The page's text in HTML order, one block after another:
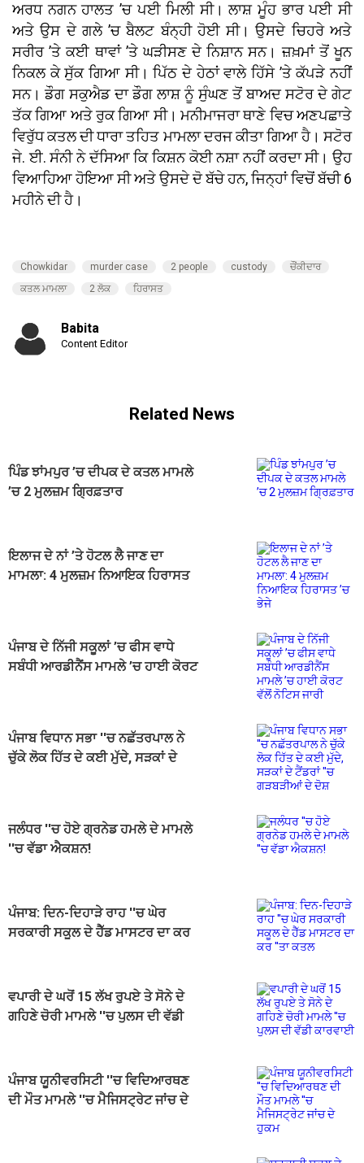
ਅਰਧ ਨਗਨ ਹਾਲਤ ’ਚ ਪਈ ਮਿਲੀ ਸੀ। ਲਾਸ਼ ਮੂੰਹ ਭਾਰ ਪਈ ਸੀ
ਅਤੇ ਉਸ ਦੇ ਗਲੇ ’ਚ ਬੈਲਟ ਬੰਨ੍ਹੀ ਹੋਈ ਸੀ। ਉਸਦੇ ਚਿਹਰੇ ਅਤੇ
ਸਰੀਰ ’ਤੇ ਕਈ ਥਾਵਾਂ ’ਤੇ ਘੜੀਸਣ ਦੇ ਨਿਸ਼ਾਨ ਸਨ। ਜ਼ਖ਼ਮਾਂ ਤੋਂ ਖੂਨ
ਨਿਕਲ ਕੇ ਸੁੱਕ ਗਿਆ ਸੀ। ਪਿੱਠ ਦੇ ਹੇਠਾਂ ਵਾਲੇ ਹਿੱਸੇ ’ਤੇ ਕੱਪੜੇ ਨਹੀਂ
ਸਨ। ਡੌਗ ਸਕੁਐਡ ਦਾ ਡੌਗ ਲਾਸ਼ ਨੂੰ ਸੁੰਘਣ ਤੋਂ ਬਾਅਦ ਸਟੋਰ ਦੇ ਗੇਟ
ਤੱਕ ਗਿਆ ਅਤੇ ਰੁਕ ਗਿਆ ਸੀ। ਮਨੀਮਾਜਰਾ ਥਾਣੇ ਵਿਚ ਅਣਪਛਾਤੇ
ਵਿਰੁੱਧ ਕਤਲ ਦੀ ਧਾਰਾ ਤਹਿਤ ਮਾਮਲਾ ਦਰਜ ਕੀਤਾ ਗਿਆ ਹੈ। ਸਟੋਰ
ਜੇ. ਈ. ਸੰਨੀ ਨੇ ਦੱਸਿਆ ਕਿ ਕਿਸ਼ਨ ਕੋਈ ਨਸ਼ਾ ਨਹੀਂ ਕਰਦਾ ਸੀ। ਉਹ
ਵਿਆਹਿਆ ਹੋਇਆ ਸੀ ਅਤੇ ਉਸਦੇ ਦੋ ਬੱਚੇ ਹਨ, ਜਿਨ੍ਹਾਂ ਵਿਚੋਂ ਬੱਚੀ 6
ਮਹੀਨੇ ਦੀ ਹੈ।
Chowkidar murder case 2 people custody
ਚੌਂਕੀਦਾਰ
ਕਤਲ ਮਾਮਲਾ
2 ਲੋਕ ਹਿਰਾਸਤ
Babita
Content Editor
Related News
ਪਿੰਡ ਝਾਂਮਪੁਰ ’ਚ ਦੀਪਕ ਦੇ ਕਤਲ ਮਾਮਲੇ
’ਚ 2 ਮੁਲਜ਼ਮ ਗ੍ਰਿਫ਼ਤਾਰ
ਇਲਾਜ ਦੇ ਨਾਂ ’ਤੇ ਹੋਟਲ ਲੈ ਜਾਣ ਦਾ
ਮਾਮਲਾ: 4 ਮੁਲਜ਼ਮ ਨਿਆਇਕ ਹਿਰਾਸਤ
ਪੰਜਾਬ ਦੇ ਨਿੱਜੀ ਸਕੂਲਾਂ ’ਚ ਫੀਸ ਵਾਧੇ
ਸਬੰਧੀ ਆਰਡੀਨੈਂਸ ਮਾਮਲੇ ’ਚ ਹਾਈ ਕੋਰਟ
ਪੰਜਾਬ ਵਿਧਾਨ ਸਭਾ ''ਚ ਨਛੱਤਰਪਾਲ ਨੇ
ਚੁੱਕੇ ਲੋਕ ਹਿੱਤ ਦੇ ਕਈ ਮੁੱਦੇ, ਸੜਕਾਂ ਦੇ
ਜਲੰਧਰ ''ਚ ਹੋਏ ਗ੍ਰਨੇਡ ਹਮਲੇ ਦੇ ਮਾਮਲੇ
''ਚ ਵੱਡਾ ਐਕਸ਼ਨ!
ਪੰਜਾਬ: ਦਿਨ-ਦਿਹਾੜੇ ਰਾਹ ''ਚ ਘੇਰ
ਸਰਕਾਰੀ ਸਕੂਲ ਦੇ ਹੈੱਡ ਮਾਸਟਰ ਦਾ ਕਰ
ਵਪਾਰੀ ਦੇ ਘਰੋਂ 15 ਲੱਖ ਰੁਪਏ ਤੇ ਸੋਨੇ ਦੇ
ਗਹਿਣੇ ਚੋਰੀ ਮਾਮਲੇ ''ਚ ਪੁਲਸ ਦੀ ਵੱਡੀ
ਪੰਜਾਬ ਯੂਨੀਵਰਸਿਟੀ ''ਚ ਵਿਦਿਆਰਥਣ
ਦੀ ਮੌਤ ਮਾਮਲੇ ''ਚ ਮੈਜਿਸਟ੍ਰੇਟ ਜਾਂਚ ਦੇ